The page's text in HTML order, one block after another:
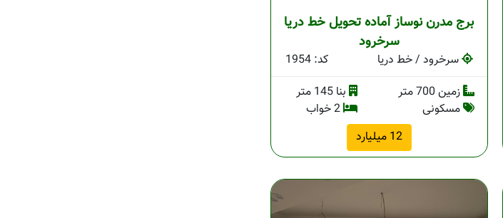
برج مدرن نوساز آماده تحویل خط دریا
سرخرود
سرخرود / خط دریا
کد: 1954
زمین 700 متر
بنا 145 متر
مسکونی
2 خواب
12 میلیارد